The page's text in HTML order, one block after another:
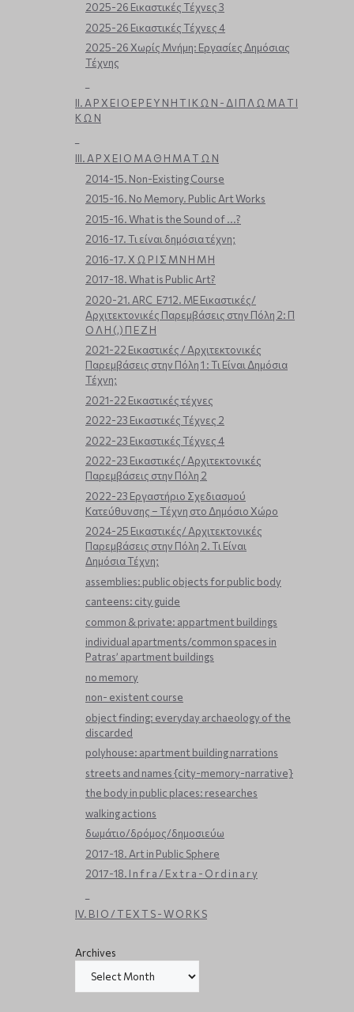
2025-26 Εικαστικές Τέχνες 3
2025-26 Εικαστικές Τέχνες 4
2025-26 Χωρίς Μνήμη: Εργασίες Δημόσιας
Τέχνης
ΙΙ. Α Ρ Χ Ε Ι Ο Ε Ρ Ε Υ Ν Η Τ Ι Κ Ω Ν - Δ Ι Π Λ Ω Μ Α Τ Ι
Κ Ω Ν
ΙΙΙ. Α Ρ Χ Ε Ι Ο Μ Α Θ Η Μ Α Τ Ω Ν
2014-15. Non-Existing Course
2015-16. No Memory. Public Art Works
2015-16. What is the Sound of ...?
2016-17. Τι είναι δημόσια τέχνη;
2016-17. Χ Ω Ρ Ι Σ Μ Ν Η Μ Η
2017-18. What is Public Art?
2020-21. ARC_E712. ΜΕ Εικαστικές/
Αρχιτεκτονικές Παρεμβάσεις στην Πόλη 2: Π
Ο Λ Η (,) Π Ε Ζ Η
2021-22 Εικαστικές / Αρχιτεκτονικές
Παρεμβάσεις στην Πόλη 1 : Τι Είναι Δημόσια
Τέχνη;
2021-22 Εικαστικές τέχνες
2022-23 Εικαστικές Τέχνες 2
2022-23 Εικαστικές Τέχνες 4
2022-23 Εικαστικές/ Αρχιτεκτονικές
Παρεμβάσεις στην Πόλη 2
2022-23 Εργαστήριο Σχεδιασμού
Κατεύθυνσης – Τέχνη στο Δημόσιο Χώρο
2024-25 Εικαστικές/ Αρχιτεκτονικές
Παρεμβάσεις στην Πόλη 2. Τι Είναι
Δημόσια Τέχνη;
assemblies: public objects for public body
canteens: city guide
common & private: appartment buildings
individual apartments/common spaces in
Patras’ apartment buildings
no memory
non- existent course
object finding: everyday archaeology of the
discarded
polyhouse: apartment building narrations
streets and names {city-memory-narrative}
the body in public places: researches
walking actions
δωμάτιο/δρόμος/δημοσιεύω
2017-18. Art in Public Sphere
2017-18. I n f r a / E x t r a - O r d i n a r y
IV. B I O / T E X T S - W O R K S
Archives